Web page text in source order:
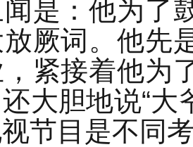
是：他为了
放厥词。他先
紧接着他为
大胆地说“
节目是不同